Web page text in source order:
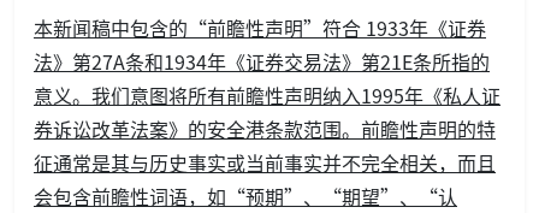
本新闻稿中包含的“前瞻性声明”符合 1933年《证券
法》第27A条和1934年《证券交易法》第21E条所指的
意义。我们意图将所有前瞻性声明纳入1995年《私人证
券诉讼改革法案》的安全港条款范围。前瞻性声明的特
征通常是其与历史事实或当前事实并不完全相关，而且
会包含前瞻性词语，如“预期”、“期望”、“认